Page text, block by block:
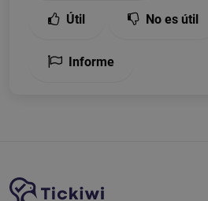
Útil No es útil
Informe
Navegación del sitio
Plataforma Tickiwi